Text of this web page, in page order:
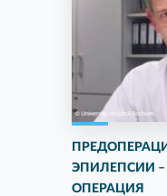
ЭПИЛЕПСИИ
ОПЕРАЦИЯ